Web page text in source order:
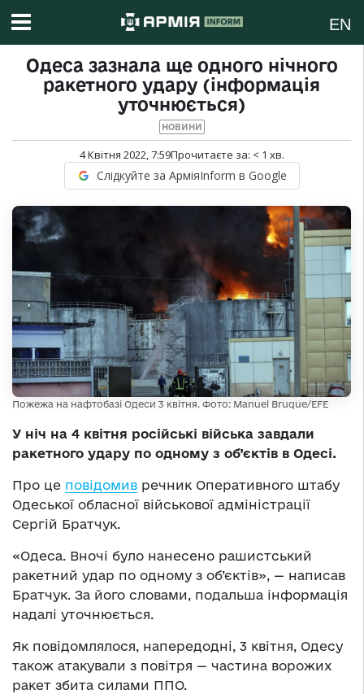
EN
Одеса зазнала ще одного нічного
ракетного удару (інформація
уточнюється)
НОВИНИ
4 Квітня 2022, 7:59Прочитаєте за: < 1 хв.
Слідкуйте за АрміяInform в Google
Пожежа на нафтобазі Одеси 3 квітня. Фото: Manuel Bruque/EFE
У ніч на 4 квітня російські війська завдали
ракетного удару по одному з об’єктів в Одесі.
Про це повідомив речник Оперативного штабу
Одеської обласної військової адміністрації
Сергій Братчук.
«Одеса. Вночі було нанесено рашистський
ракетний удар по одному з об’єктів», — написав
Братчук. За його словами, подальша інформація
надалі уточнюється.
Як повідомлялося, напередодні, 3 квітня, Одесу
також атакували з повітря — частина ворожих
ракет збита силами ППО.